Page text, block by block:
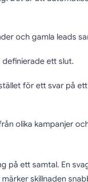
och gamla leads
ett slut.
för ett svar på ett
olika kampanjer
på ett samtal. En
skillnaden